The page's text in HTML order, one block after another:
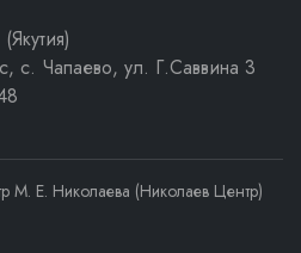
с. Чапаево, ул. Г.Саввина 3
М. Е. Николаева (Николаев Центр)